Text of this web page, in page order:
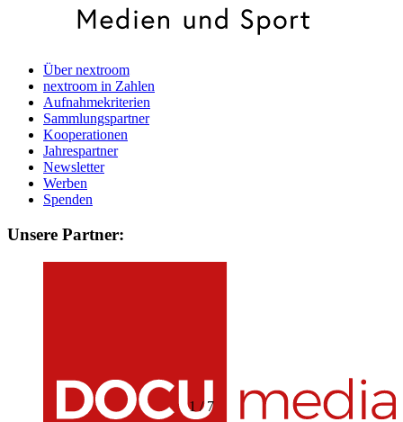
1 /7
Über nextroom
nextroom in Zahlen
Aufnahmekriterien
Sammlungspartner
Kooperationen
Jahrespartner
Newsletter
Werben
Spenden
Unsere Partner: